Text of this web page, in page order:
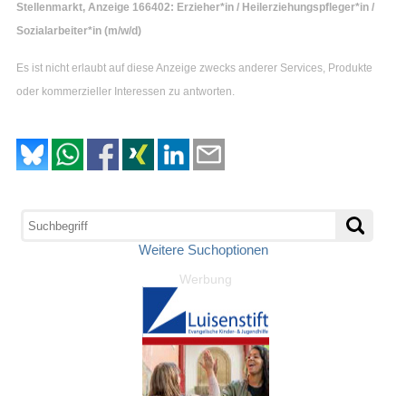
Stellenmarkt, Anzeige 166402: Erzieher*in / Heilerziehungspfleger*in /
Sozialarbeiter*in (m/w/d)
Es ist nicht erlaubt auf diese Anzeige zwecks anderer Services, Produkte
oder kommerzieller Interessen zu antworten.
Weitere Suchoptionen
Werbung